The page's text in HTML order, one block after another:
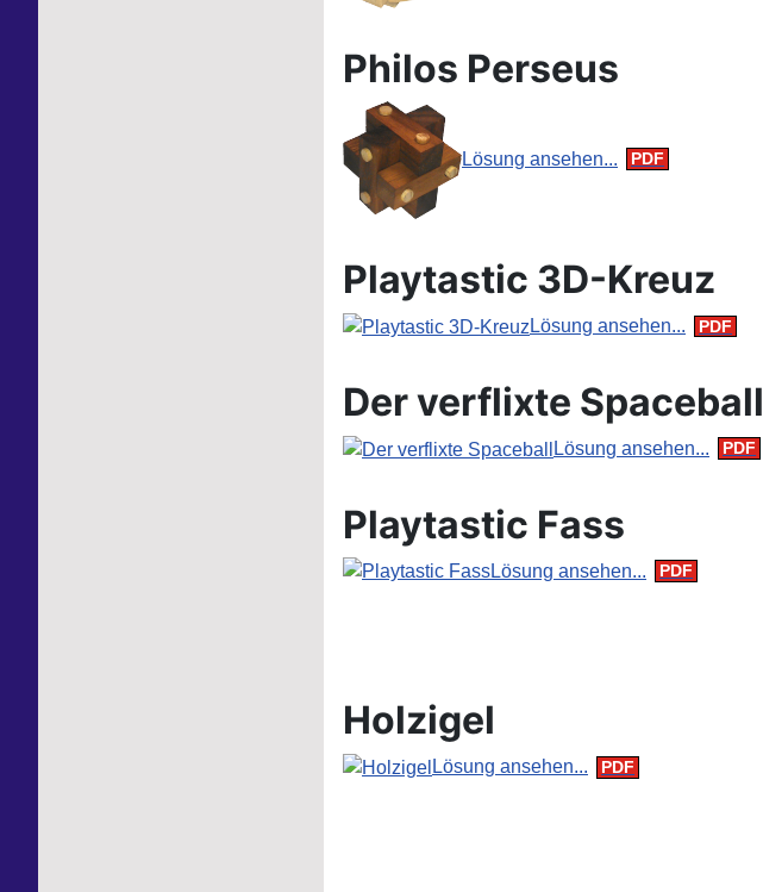
Philos Perseus
Lösung ansehen...
Playtastic 3D-Kreuz
Lösung ansehen...
Der verflixte Spaceball
Lösung ansehen...
Playtastic Fass
Lösung ansehen...
Holzigel
Lösung ansehen...